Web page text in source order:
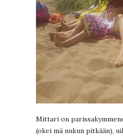
Mittari on
(okei mä nukun pitkään),